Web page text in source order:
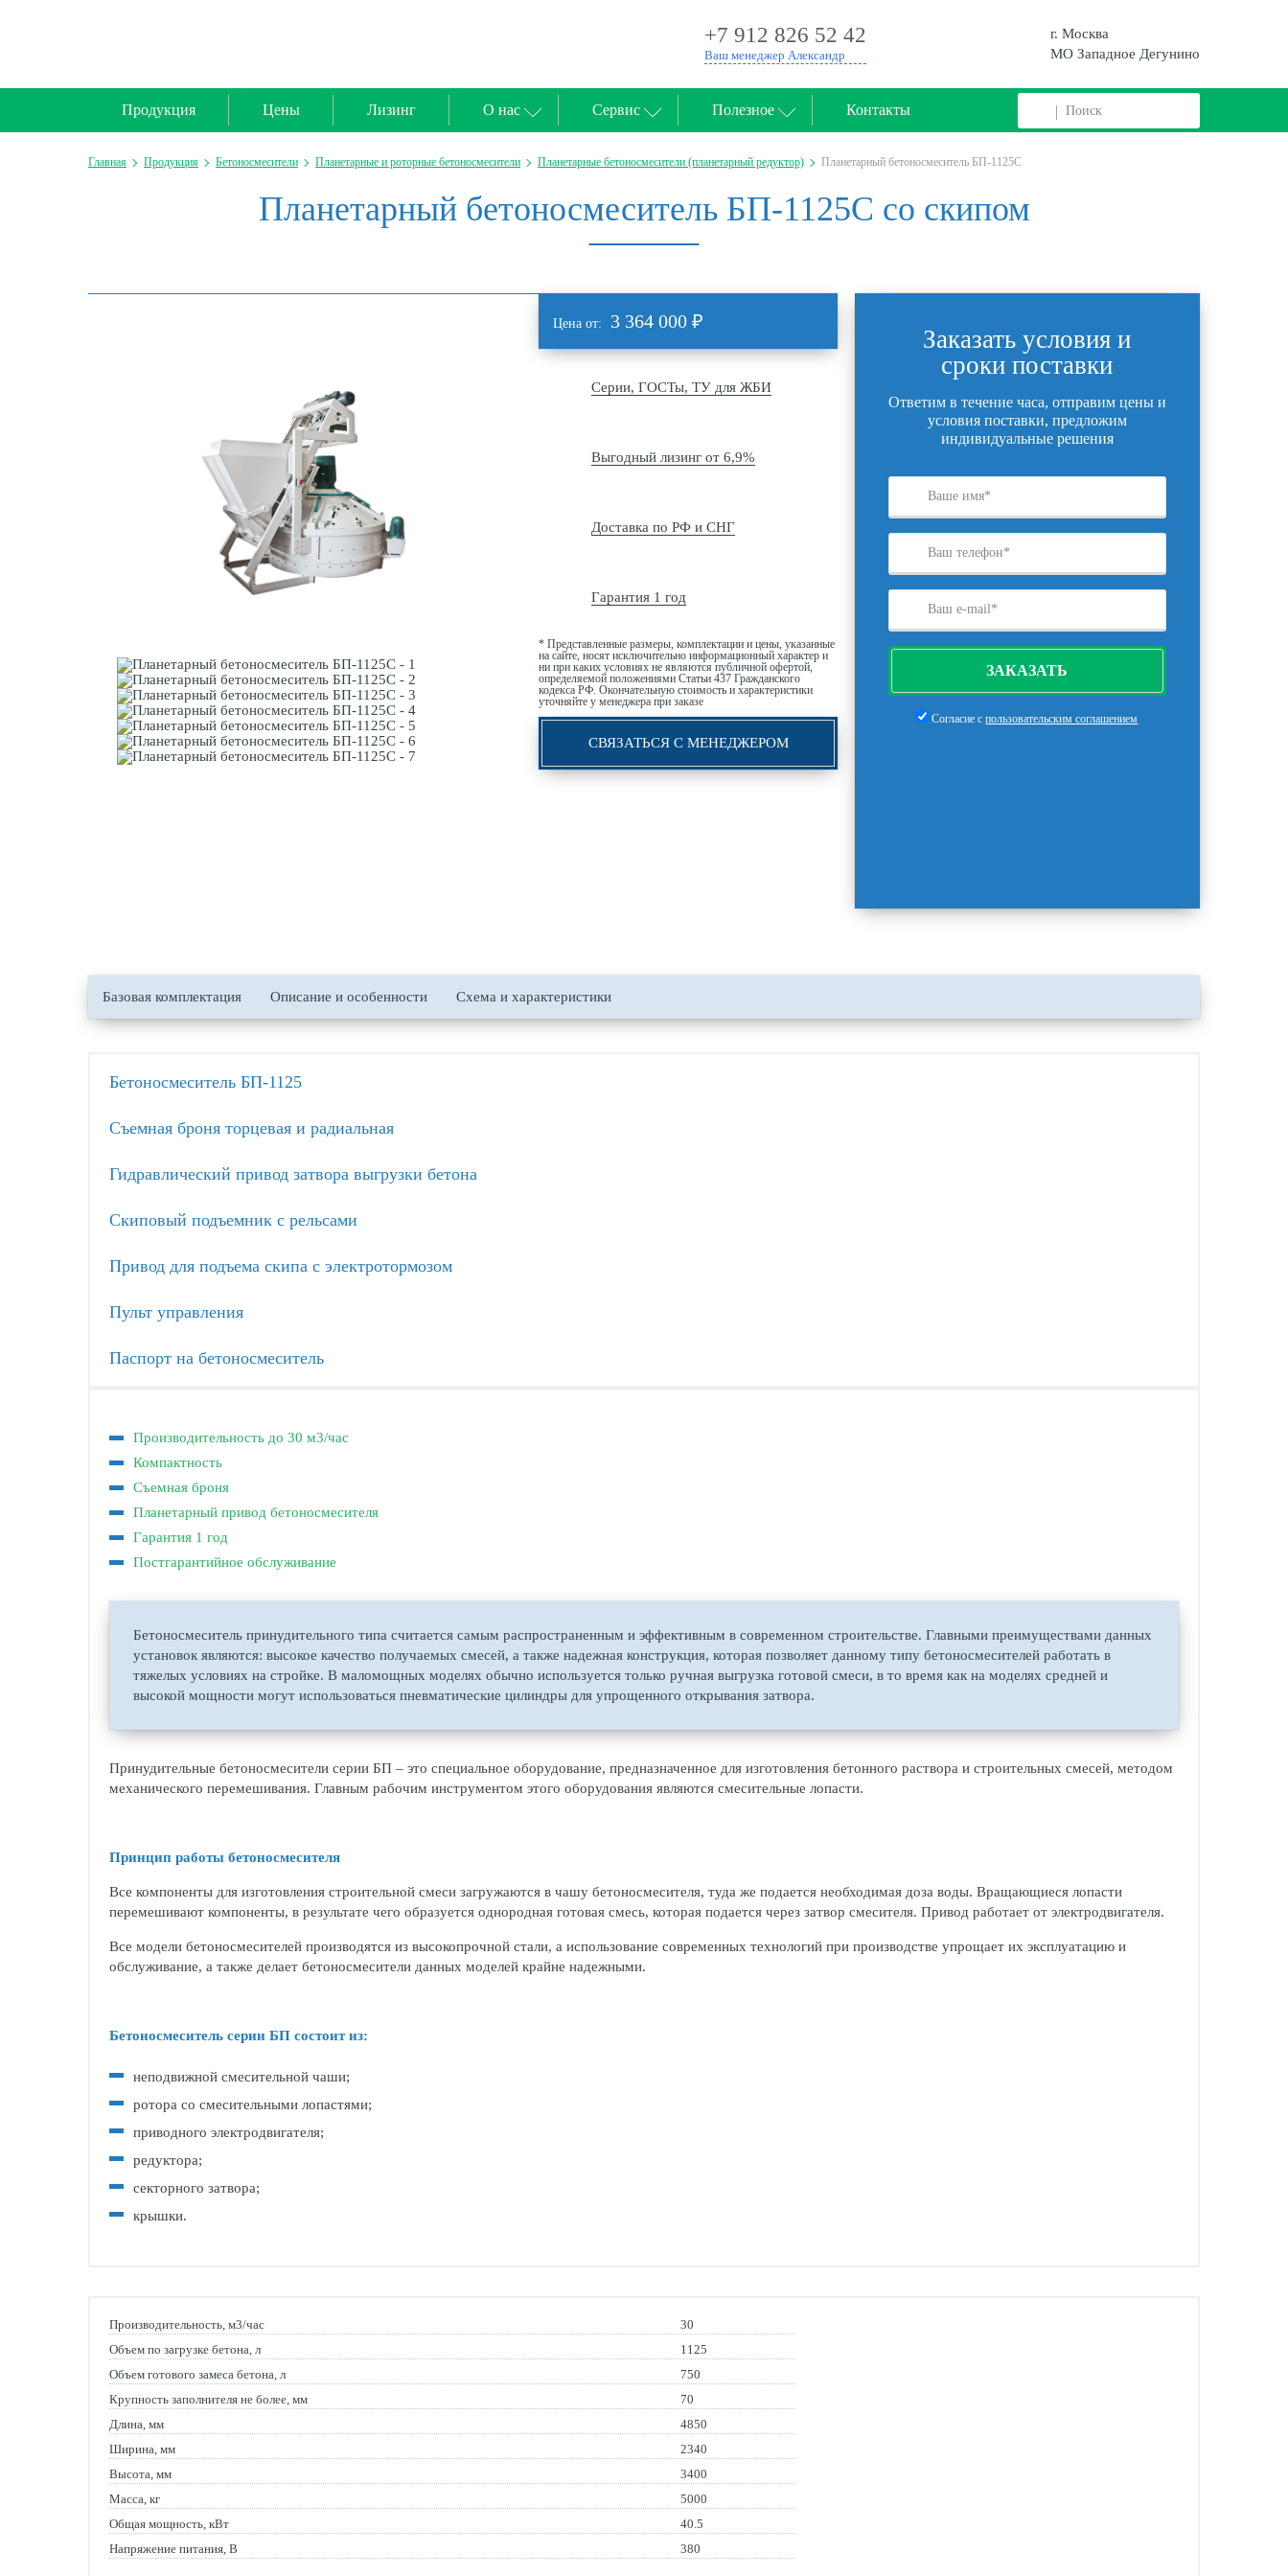
+7 912 826 52 42
Ваш менеджер Александр
г. Москва
МО Западное Дегунино
Продукция Цены Лизинг О нас Сервис Полезное Контакты
Главная Продукция Бетоносмесители Планетарные и роторные бетоносмесители Планетарные бетоносмесители (планетарный редуктор) Планетарный бетоносмеситель БП-1125С
Планетарный бетоносмеситель БП-1125С со скипом
Цена от: 3 364 000 ₽
Серии, ГОСТы, ТУ для ЖБИ
Выгодный лизинг от 6,9%
Доставка по РФ и СНГ
Гарантия 1 год
* Представленные размеры, комплектации и цены, указанные
на сайте, носят исключительно информационный характер и
ни при каких условиях не являются публичной офертой,
определяемой положениями Статьи 437 Гражданского
кодекса РФ. Окончательную стоимость и характеристики
уточняйте у менеджера при заказе
СВЯЗАТЬСЯ С МЕНЕДЖЕРОМ
Заказать условия и
сроки поставки
Ответим в течение часа, отправим цены и
условия поставки, предложим
индивидуальные решения
ЗАКАЗАТЬ
Согласие спользовательским соглашением
Базовая комплектация Описание и особенности Схема и характеристики
Бетоносмеситель БП-1125
Съемная броня торцевая и радиальная
Гидравлический привод затвора выгрузки бетона
Скиповый подъемник с рельсами
Привод для подъема скипа с электротормозом
Пульт управления
Паспорт на бетоносмеситель
Производительность до 30 м3/час
Компактность
Съемная броня
Планетарный привод бетоносмесителя
Гарантия 1 год
Постгарантийное обслуживание
Бетоносмеситель принудительного типа считается самым распространенным и эффективным в современном строительстве. Главными преимуществами данных
установок являются: высокое качество получаемых смесей, а также надежная конструкция, которая позволяет данному типу бетоносмесителей работать в
тяжелых условиях на стройке. В маломощных моделях обычно используется только ручная выгрузка готовой смеси, в то время как на моделях средней и
высокой мощности могут использоваться пневматические цилиндры для упрощенного открывания затвора.
Принудительные бетоносмесители серии БП – это специальное оборудование, предназначенное для изготовления бетонного раствора и строительных смесей, методом
механического перемешивания. Главным рабочим инструментом этого оборудования являются смесительные лопасти.
Принцип работы бетоносмесителя
Все компоненты для изготовления строительной смеси загружаются в чашу бетоносмесителя, туда же подается необходимая доза воды. Вращающиеся лопасти
перемешивают компоненты, в результате чего образуется однородная готовая смесь, которая подается через затвор смесителя. Привод работает от электродвигателя.
Все модели бетоносмесителей производятся из высокопрочной стали, а использование современных технологий при производстве упрощает их эксплуатацию и
обслуживание, а также делает бетоносмесители данных моделей крайне надежными.
Бетоносмеситель серии БП состоит из:
неподвижной смесительной чаши;
ротора со смесительными лопастями;
приводного электродвигателя;
редуктора;
секторного затвора;
крышки.
Производительность, м3/час
30
Объем по загрузке бетона, л
1125
Объем готового замеса бетона, л
750
Крупность заполнителя не более, мм
70
Длина, мм
4850
Ширина, мм
2340
Высота, мм
3400
Масса, кг
5000
Общая мощность, кВт
40.5
Напряжение питания, В
380